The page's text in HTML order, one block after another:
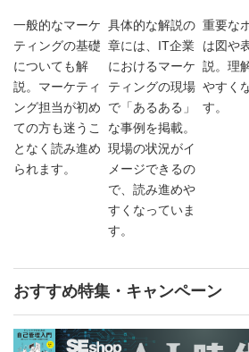
一般的なマーケ
ティングの基礎
についても解
説。マーケティ
ング担当が初め
ての方も迷うこ
となく読み進め
られます。
具体的な解説の
章には、IT企業
におけるマーケ
ティングの現場
で「あるある」
な事例を掲載。
現場の状況がイ
メージできるの
で、読み進めや
すくなっていま
す。
重要な
は図や
説。理
やすく
す。
おすすめ特集・キャンペーン